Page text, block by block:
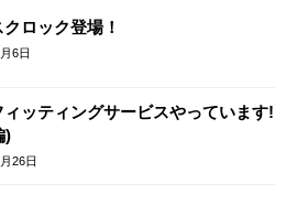
ロック登場！
6日
ッティングサービスやっています!
)
26日